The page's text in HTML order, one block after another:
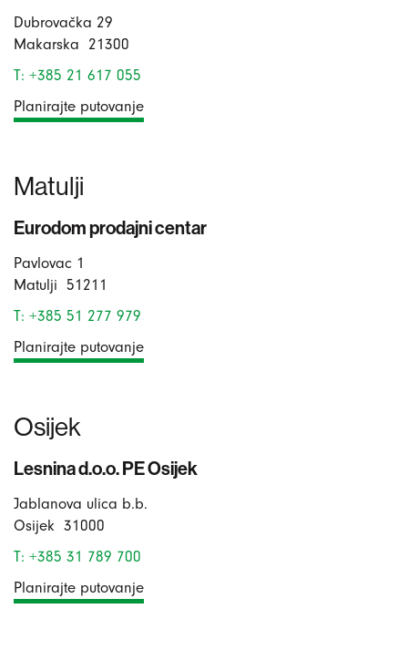
Dubrovačka 29
Makarska
21300
T: +385 21 617 055
Planirajte putovanje
Matulji
Eurodom prodajni centar
Pavlovac 1
Matulji 51211
T: +385 51 277 979
Planirajte putovanje
Osijek
Lesnina d.o.o. PE Osijek
Jablanova ulica b.b.
Osijek 31000
T: +385 31 789 700
Planirajte putovanje